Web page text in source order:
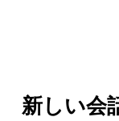
新しい会